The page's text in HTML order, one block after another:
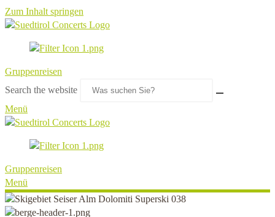
Zum Inhalt springen
Gruppenreisen
Search the website
Menü
Gruppenreisen
Menü